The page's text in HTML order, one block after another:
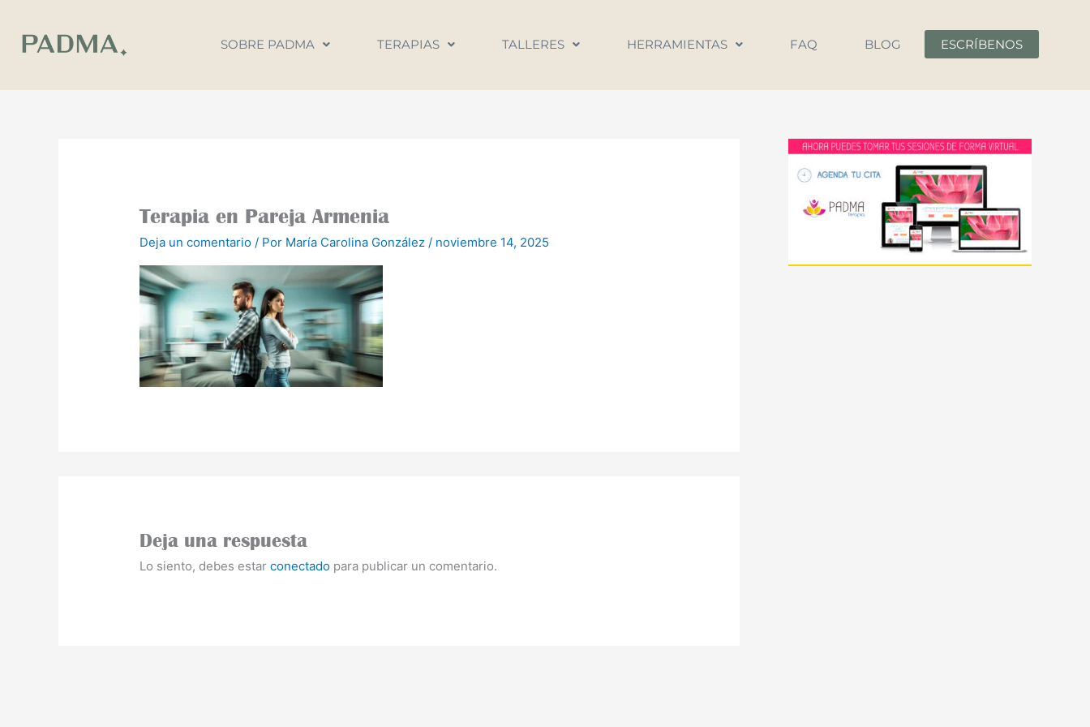
contenido
SOBRE PADMA TERAPIAS TALLERES HERRAMIENTAS FAQ BLOG ESCRÍBENOS
Terapia en Pareja Armenia
Deja un comentario / Por María Carolina González / noviembre 14, 2025
Deja una respuesta
Lo siento, debes estarconectado para publicar un comentario.